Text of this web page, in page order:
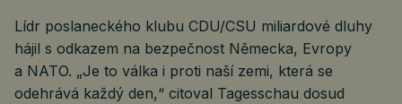
Lídr poslaneckého klubu CDU/CSU miliardové dluhy
hájil s odkazem na bezpečnost Německa, Evropy
a NATO. „Je to válka i proti naší zemi, která se
odehrává každý den,“ citoval Tagesschau dosud